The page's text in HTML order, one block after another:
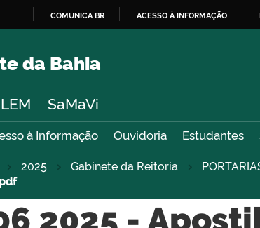
O
COMUNICA BR ACESSO À INFORMAÇÃO
da Bahia
LEM SaMaVi
à Informação Ouvidoria Estudantes
2025 Gabinete da Reitoria
2025 -